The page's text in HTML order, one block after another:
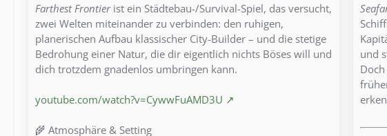
Farthest Frontierist ein Städtebau-/Survival-Spiel, das versucht,
zwei Welten miteinander zu verbinden: den ruhigen,
planerischen Aufbau klassischer City-Builder – und die stetige
Bedrohung einer Natur, die dir eigentlich nichts Böses will und
dich trotzdem gnadenlos umbringen kann.
youtube.com/watch?v=CywwFuAMD3U
🌾 Atmosphäre & Setting
und